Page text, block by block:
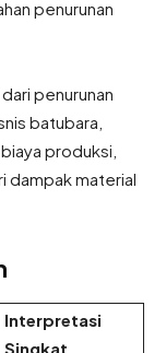
penurunan
penurunan
batubara,
produksi,
dampak material
Interpretasi
Singkat